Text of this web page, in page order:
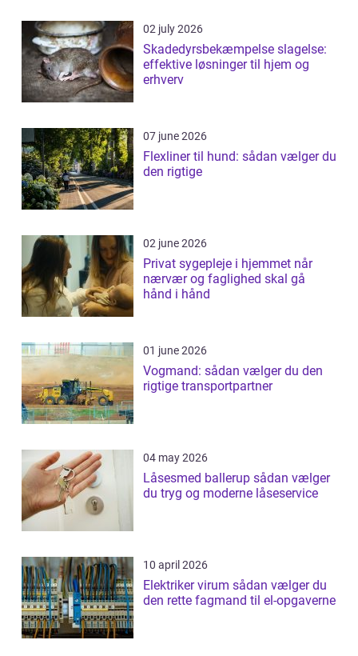
02 july 2026
Skadedyrsbekæmpelse slagelse:
effektive løsninger til hjem og
erhverv
07 june 2026
Flexliner til hund: sådan vælger du
den rigtige
02 june 2026
Privat sygepleje i hjemmet når
nærvær og faglighed skal gå
hånd i hånd
01 june 2026
Vogmand: sådan vælger du den
rigtige transportpartner
04 may 2026
Låsesmed ballerup sådan vælger
du tryg og moderne låseservice
10 april 2026
Elektriker virum sådan vælger du
den rette fagmand til el-opgaverne